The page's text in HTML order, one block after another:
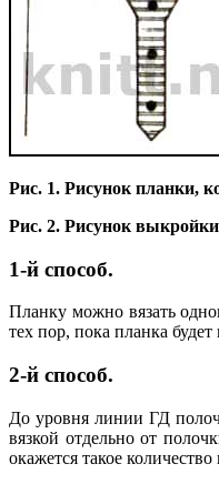
Рис. 1. Рисунок планки,
Рис. 2. Рисунок
1-й способ.
Планку можно вязать
тех пор, пока планка
2-й способ.
До уровня линии ГД
вязкой отдельно от
окажется такое